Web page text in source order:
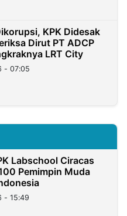
KPK Didesak
Dirut PT ADCP
LRT City
- 07:05
Labschool Ciracas
Pemimpin Muda
- 15:49